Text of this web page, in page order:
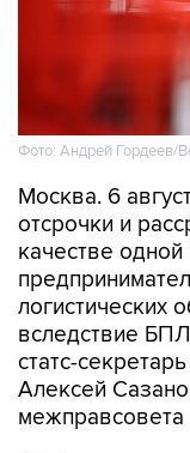
Фото: Андрей Гордеев/
Москва. 6
отсрочки и
качестве
логистических
вследствие
статс-
Алексей